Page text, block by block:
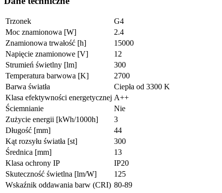
Trzonek
G4
Moc znamionowa [W]
2.4
Znamionowa trwałość [h]
15000
Napięcie znamionowe [V]
12
Strumień świetlny [lm]
300
Temperatura barwowa [K]
2700
Barwa światła
Ciepła od 3300 K
Klasa efektywności energetycznej A++
Ściemnianie
Nie
Zużycie energii [kWh/1000h]
3
Długość [mm]
44
Kąt rozsyłu światła [st]
300
Średnica [mm]
13
Klasa ochrony IP
IP20
Skuteczność świetlna [lm/W]
125
Wskaźnik oddawania barw (CRI) 80-89